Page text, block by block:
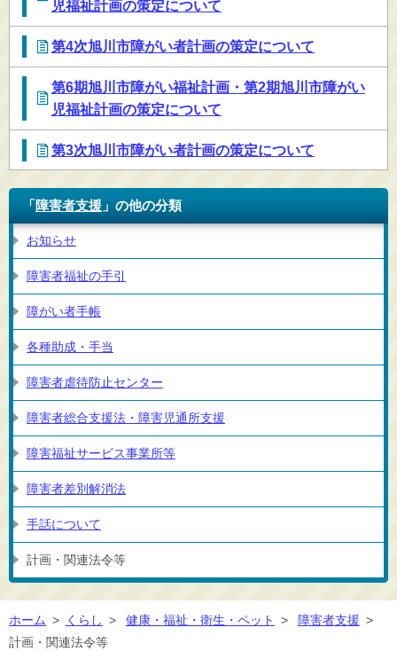
児福祉計画の策定について
第4次旭川市障がい者計画の策定について
第6期旭川市障がい福祉計画・第2期旭川市障がい
児福祉計画の策定について
第3次旭川市障がい者計画の策定について
「障害者支援 」の他の分類
お知らせ
障害者福祉の手引
障がい者手帳
各種助成・手当
障害者虐待防止センター
障害者総合支援法・障害児通所支援
障害福祉サービス事業所等
障害者差別解消法
手話について
計画・関連法令等
ホーム > くらし > 健康・福祉・衛生・ペット > 障害者支援 >
計画・関連法令等